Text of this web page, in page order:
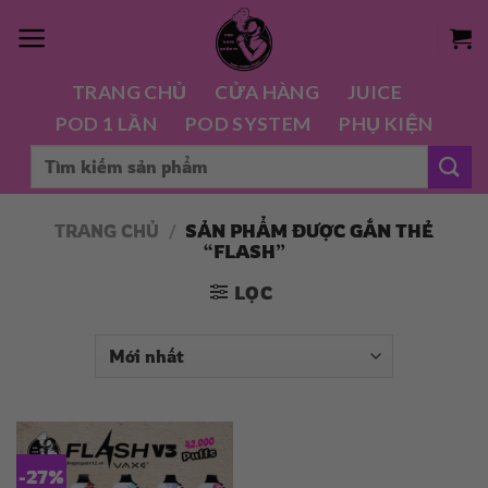
đến
TRANG CHỦ CỬA HÀNG
JUICE
POD 1 LẦN
POD SYSTEM PHỤ KIỆN
Tìm
TRANG CHỦ / SẢN PHẨM ĐƯỢC GẮN THẺ
“FLASH”
LỌC
-27%